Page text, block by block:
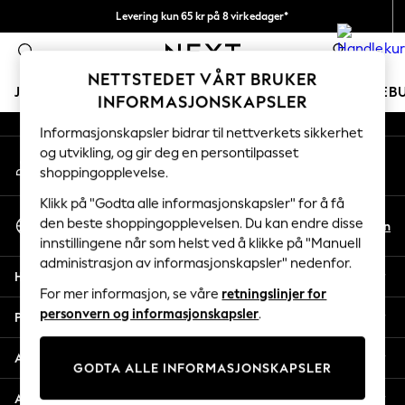
Levering kun 65 kr på 8 virkedager*
Vi betaler alle tollavgifter 0
JENTER GUTTER BABY KVINNER MENN
GIRLS
New In
50 - 92cm
98 - 110cm
116 - 134cm
140 - 174cm
Trending: Top & Short Sets
Trending: Clogs
Toy Story
THE SET
Coats & Jackets
Sweatshirts & Hoodies
An error occurred on client
Våre sosiale nettverk
Min konto
Logg inn på kontoen din
Velg Språk
Norsk
No En
Hjelp
Personvern & Juridisk
Avdelinger
Andre tjenester
NETTSTEDET VÅRT BRUKER
INFORMASJONSKAPSLER
Informasjonskapsler bidrar til nettverkets sikkerhet
og utvikling, og gir deg en persontilpasset
shoppingopplevelse.
Klikk på "Godta alle informasjonskapsler" for å få
den beste shoppingopplevelsen. Du kan endre disse
innstillingene når som helst ved å klikke på "Manuell
administrasjon av informasjonskapsler" nedenfor.
For mer informasjon, se våre retningslinjer for
personvern og informasjonskapsler.
GODTA ALLE INFORMASJONSKAPSLER